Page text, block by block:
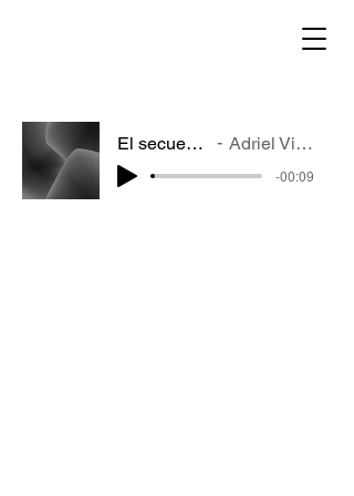
El secuestrado Adriel Virkings
-00:09